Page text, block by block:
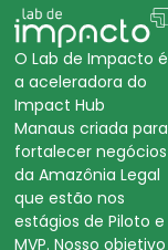
O Lab de Impacto é
a aceleradora do
Impact Hub
Manaus criada para
fortalecer negócios
da Amazônia Legal
que estão nos
estágios de Piloto e
MVP. Nosso objetivo